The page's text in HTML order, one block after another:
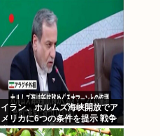
イラン、ホルムズ海峡開放でア
メリカに6つの条件を提示 戦争
継続へ